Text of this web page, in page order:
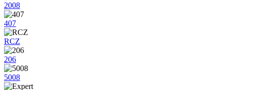
2008
407
RCZ
206
5008